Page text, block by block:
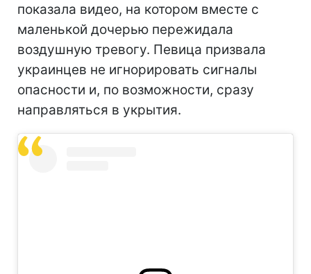
показала видео, на котором вместе с
маленькой дочерью пережидала
воздушную тревогу. Певица призвала
украинцев не игнорировать сигналы
опасности и, по возможности, сразу
направляться в укрытия.